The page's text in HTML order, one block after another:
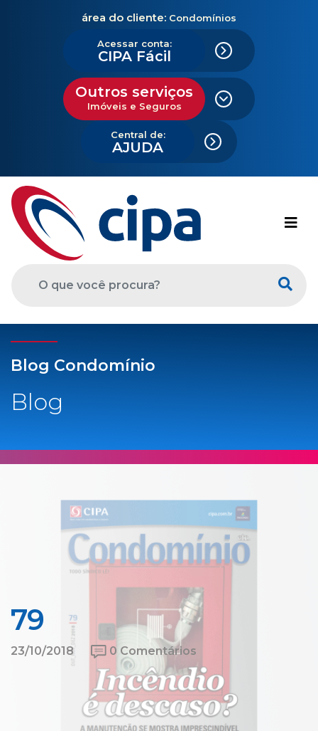
área do cliente: Condomínios
Acessar conta:
CIPA Fácil
Outros serviços
Imóveis e Seguros
Central de:
AJUDA
Blog Condomínio
Blog
79
23/10/2018 0 Comentários